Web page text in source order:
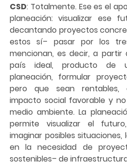
CSD: Totalmente. Ese es el
planeación: visualizar ese
decantando proyectos
estos sí– pasar por los
mencionan, es decir, a partir
país ideal, producto de
planeación, formular
pero que sean
impacto social favorable y
medio ambiente. La
permite visualizar el
imaginar posibles
en la necesidad de
sostenibles– de